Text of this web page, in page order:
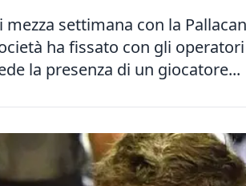
mezza settimana con la
ha fissato con gli
la presenza di un giocatore...